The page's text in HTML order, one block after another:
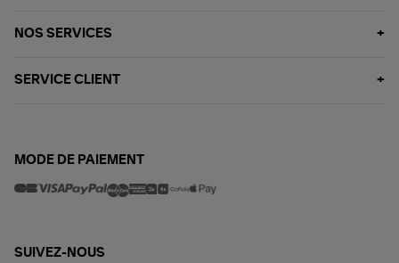
NOS SERVICES
SERVICE CLIENT
MODE DE PAIEMENT
SUIVEZ-NOUS